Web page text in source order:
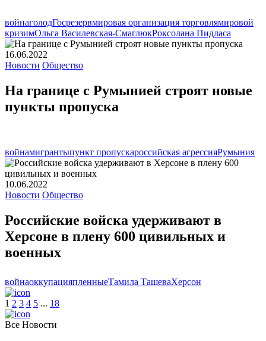
войнаголодГосрезервмировая организация торговлямировой
кризимОльга Василевская-СмаглюкРоксолана Пидласа
16.06.2022
Новости Общество
На границе с Румынией строят новые
пункты пропуска
войнамигрантыпункт пропускароссийская агрессияРумыния
10.06.2022
Новости Общество
Российские войска удерживают в
Херсоне в плену 600 цивильных и
военных
войнаоккупацияпленныеТамила ТашеваХерсон
1 2 3 4 5 ... 18
Все Новости